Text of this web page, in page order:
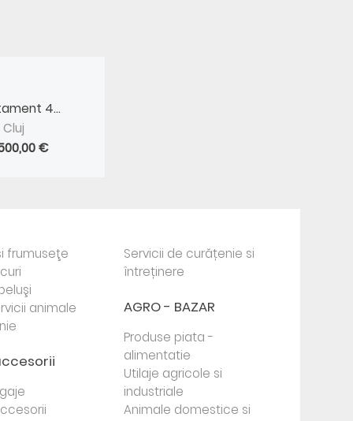
4...
Cluj
€
frumuseţe
animale
Servicii de curățenie si
întreținere
AGRO - BAZAR
Produse piata -
alimentatie
Utilaje agricole si
industriale
Animale domestice si